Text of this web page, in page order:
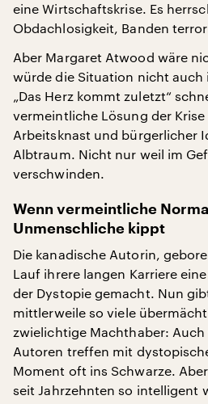
eine Wirtschaftskrise. Es
Obdachlosigkeit, Banden
Aber Margaret Atwood wäre
würde die Situation nicht auch
„Das Herz kommt zuletzt“
vermeintliche Lösung der
Arbeitsknast und bürgerlicher
Albtraum. Nicht nur weil im
verschwinden.
Wenn vermeintliche
Unmenschliche kippt
Die kanadische Autorin,
Lauf ihrere langen Karriere
der Dystopie gemacht. Nun
mittlerweile so viele
zwielichtige Machthaber:
Autoren treffen mit
Moment oft ins Schwarze.
seit Jahrzehnten so intelligent